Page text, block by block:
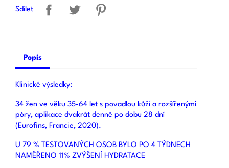
Sdílet
Popis
Klinické výsledky:
34 žen ve věku 35-64 let s povadlou kůží a rozšířenými
póry, aplikace dvakrát denně po dobu 28 dní
(Eurofins, Francie, 2020).
U 79 % TESTOVANÝCH OSOB BYLO PO 4 TÝDNECH
NAMĚŘENO 11% ZVÝŠENÍ HYDRATACE